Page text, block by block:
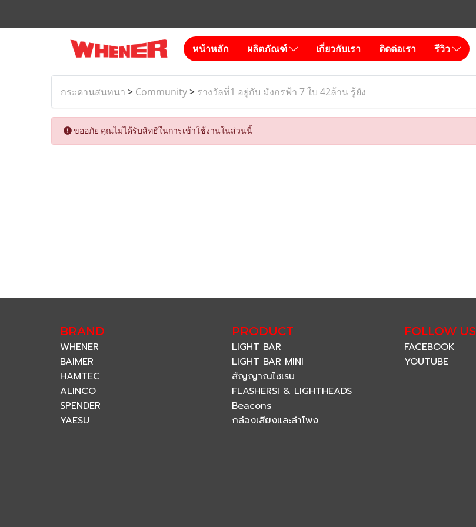
หน้าหลัก ผลิตภัณฑ์ เกี่ยวกับเรา ติดต่อเรา รีวิว
กระดานสนทนา > Community> รางวัลที่1 อยู่กับ มังกรฟ้า 7 ใบ 42ล้าน รู้ยัง
ขออภัย คุณไม่ได้รับสิทธิในการเข้าใช้งานในส่วนนี้
BRAND
WHENER
BAIMER
HAMTEC
ALINCO
SPENDER
YAESU
PRODUCT
LIGHT BAR
LIGHT BAR MINI
สัญญาณไซเรน
FLASHERSI & LIGHTHEADS
Beacons
กล่องเสียงและลำโพง
FOLLOW US
FACEBOOK
YOUTUBE